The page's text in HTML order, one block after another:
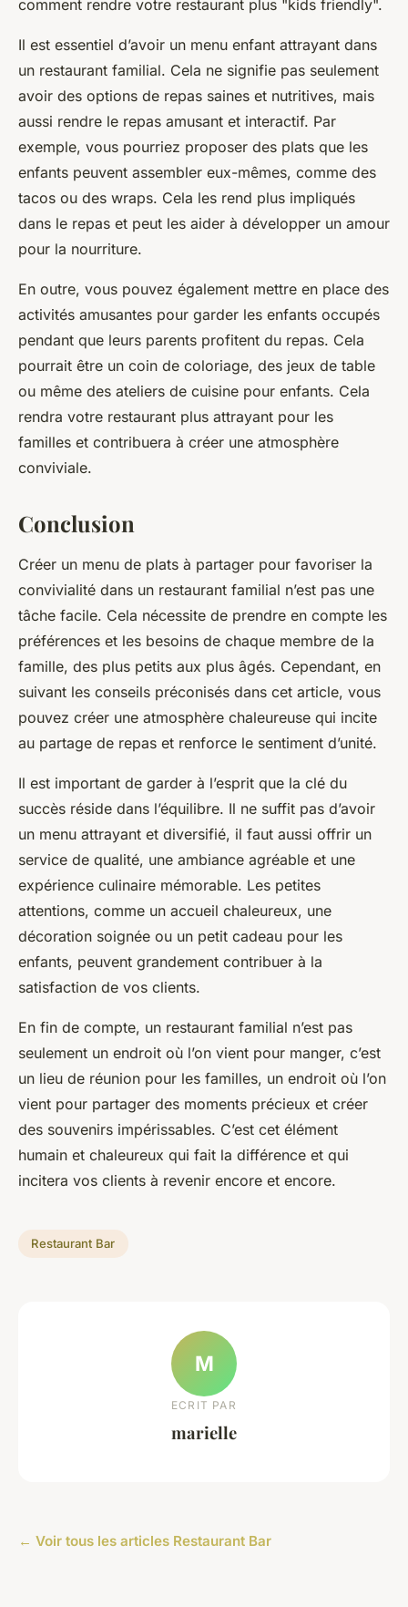
comment rendre votre restaurant plus "kids friendly".
Il est essentiel d’avoir un menu enfant attrayant dans
un restaurant familial. Cela ne signifie pas seulement
avoir des options de repas saines et nutritives, mais
aussi rendre le repas amusant et interactif. Par
exemple, vous pourriez proposer des plats que les
enfants peuvent assembler eux-mêmes, comme des
tacos ou des wraps. Cela les rend plus impliqués
dans le repas et peut les aider à développer un amour
pour la nourriture.
En outre, vous pouvez également mettre en place des
activités amusantes pour garder les enfants occupés
pendant que leurs parents profitent du repas. Cela
pourrait être un coin de coloriage, des jeux de table
ou même des ateliers de cuisine pour enfants. Cela
rendra votre restaurant plus attrayant pour les
familles et contribuera à créer une atmosphère
conviviale.
Conclusion
Créer un menu de plats à partager pour favoriser la
convivialité dans un restaurant familial n’est pas une
tâche facile. Cela nécessite de prendre en compte les
préférences et les besoins de chaque membre de la
famille, des plus petits aux plus âgés. Cependant, en
suivant les conseils préconisés dans cet article, vous
pouvez créer une atmosphère chaleureuse qui incite
au partage de repas et renforce le sentiment d’unité.
Il est important de garder à l’esprit que la clé du
succès réside dans l’équilibre. Il ne suffit pas d’avoir
un menu attrayant et diversifié, il faut aussi offrir un
service de qualité, une ambiance agréable et une
expérience culinaire mémorable. Les petites
attentions, comme un accueil chaleureux, une
décoration soignée ou un petit cadeau pour les
enfants, peuvent grandement contribuer à la
satisfaction de vos clients.
En fin de compte, un restaurant familial n’est pas
seulement un endroit où l’on vient pour manger, c’est
un lieu de réunion pour les familles, un endroit où l’on
vient pour partager des moments précieux et créer
des souvenirs impérissables. C’est cet élément
humain et chaleureux qui fait la différence et qui
incitera vos clients à revenir encore et encore.
Restaurant Bar
M
ECRIT PAR
marielle
← Voir tous les articles Restaurant Bar